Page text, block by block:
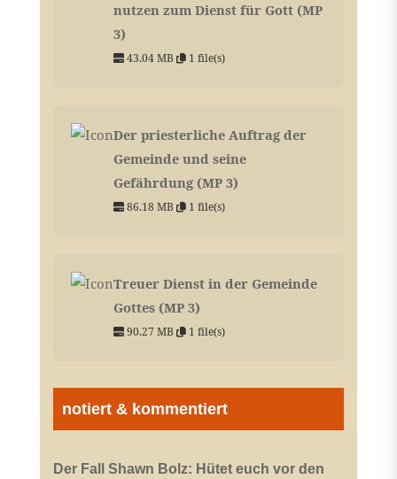
nutzen zum Dienst für Gott (MP
3)
43.04 MB 1 file(s)
Der priesterliche Auftrag der
Gemeinde und seine
Gefährdung (MP 3)
86.18 MB 1 file(s)
Treuer Dienst in der Gemeinde
Gottes (MP 3)
90.27 MB 1 file(s)
notiert & kommentiert
Der Fall Shawn Bolz: Hütet euch vor den